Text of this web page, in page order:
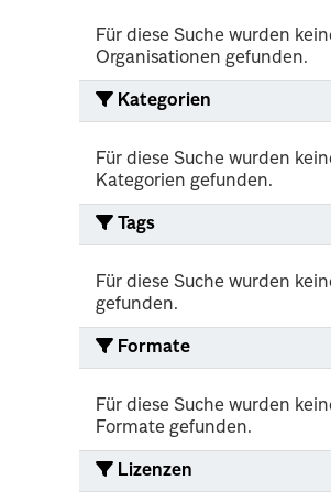
Für diese Suche wurden
Organisationen gefunden.
Kategorien
Für diese Suche wurden
Kategorien gefunden.
Tags
Für diese Suche wurden
gefunden.
Formate
Für diese Suche wurden
Formate gefunden.
Lizenzen